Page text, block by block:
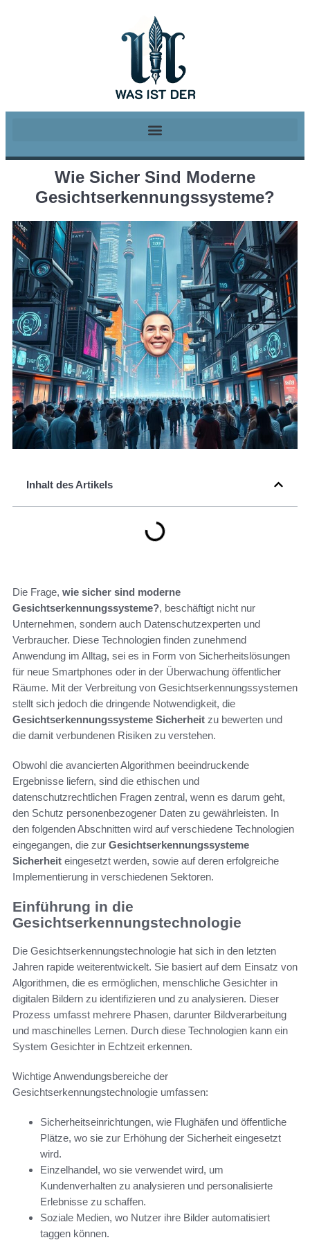
Wie Sicher Sind Moderne
Gesichtserkennungssysteme?
Inhalt des Artikels
Die Frage, wie sicher sind moderne
Gesichtserkennungssysteme?, beschäftigt nicht nur
Unternehmen, sondern auch Datenschutzexperten und
Verbraucher. Diese Technologien finden zunehmend
Anwendung im Alltag, sei es in Form von Sicherheitslösungen
für neue Smartphones oder in der Überwachung öffentlicher
Räume. Mit der Verbreitung von Gesichtserkennungssystemen
stellt sich jedoch die dringende Notwendigkeit, die
Gesichtserkennungssysteme Sicherheit zu bewerten und
die damit verbundenen Risiken zu verstehen.
Obwohl die avancierten Algorithmen beeindruckende
Ergebnisse liefern, sind die ethischen und
datenschutzrechtlichen Fragen zentral, wenn es darum geht,
den Schutz personenbezogener Daten zu gewährleisten. In
den folgenden Abschnitten wird auf verschiedene Technologien
eingegangen, die zur Gesichtserkennungssysteme
Sicherheit eingesetzt werden, sowie auf deren erfolgreiche
Implementierung in verschiedenen Sektoren.
Einführung in die
Gesichtserkennungstechnologie
Die Gesichtserkennungstechnologie hat sich in den letzten
Jahren rapide weiterentwickelt. Sie basiert auf dem Einsatz von
Algorithmen, die es ermöglichen, menschliche Gesichter in
digitalen Bildern zu identifizieren und zu analysieren. Dieser
Prozess umfasst mehrere Phasen, darunter Bildverarbeitung
und maschinelles Lernen. Durch diese Technologien kann ein
System Gesichter in Echtzeit erkennen.
Wichtige Anwendungsbereiche der
Gesichtserkennungstechnologie umfassen:
Sicherheitseinrichtungen, wie Flughäfen und öffentliche
Plätze, wo sie zur Erhöhung der Sicherheit eingesetzt
wird.
Einzelhandel, wo sie verwendet wird, um
Kundenverhalten zu analysieren und personalisierte
Erlebnisse zu schaffen.
Soziale Medien, wo Nutzer ihre Bilder automatisiert
taggen können.